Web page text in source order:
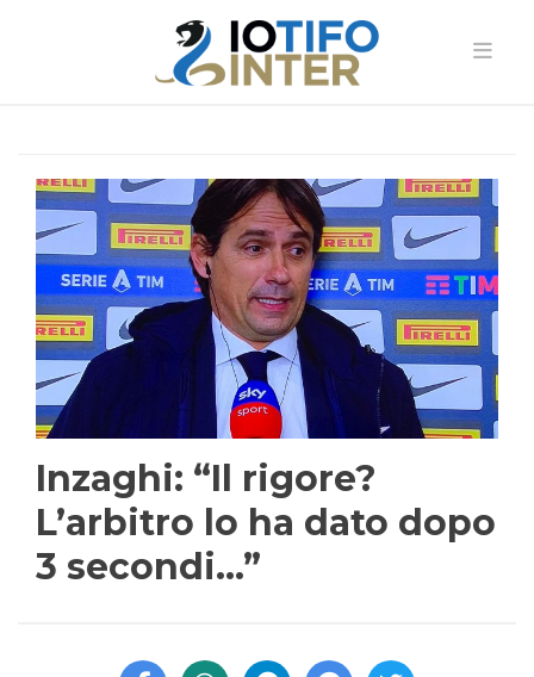
Inzaghi: “Il rigore?
L’arbitro lo ha dato dopo
3 secondi…”